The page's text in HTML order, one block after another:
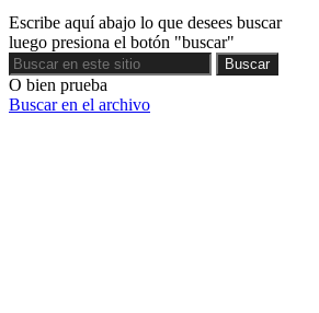
Escribe aquí abajo lo que desees buscar
luego presiona el botón "buscar"
Buscar
Buscar
O bien prueba
Buscar en el archivo